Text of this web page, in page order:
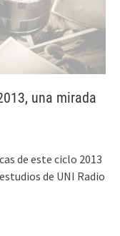
una mirada
de este ciclo 2013
de UNI Radio